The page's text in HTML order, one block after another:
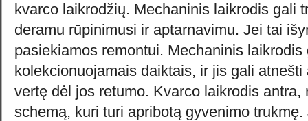
kvarco laikrodžių. Mechaninis laikrodis gali
deramu rūpinimusi ir aptarnavimu. Jei tai
pasiekiamos remontui. Mechaninis laikrodis
kolekcionuojamais daiktais, ir jis gali
vertę dėl jos retumo. Kvarco laikrodis antra,
schemą, kuri turi apribotą gyvenimo